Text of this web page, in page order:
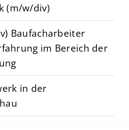
(m/w/div)
Baufacharbeiter
im Bereich der
in der